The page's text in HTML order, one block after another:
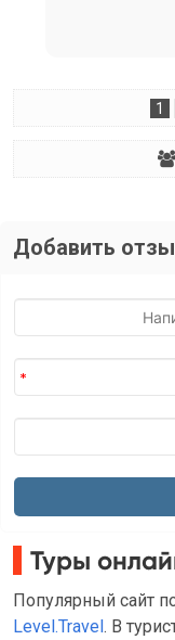
1
Добавить
Туры
Популярный сайт
Level.Travel. В